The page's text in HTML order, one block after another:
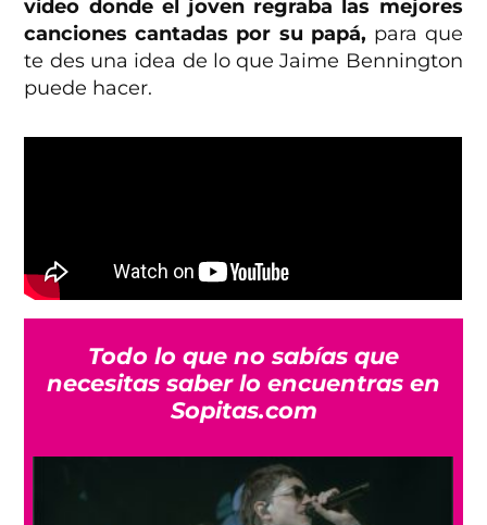
video donde el joven regraba las mejores
canciones cantadas por su papá, para que
te des una idea de lo que Jaime Bennington
puede hacer.
Todo lo que no sabías que
necesitas saber lo encuentras en
Sopitas.com